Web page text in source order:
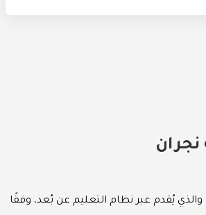
طلبات القبول في برنامج الدبلوم المشارك في الصحة والسلامة المهنية للفصل الدراسي الثاني من العام الجامعي 1447هـ، والذي يُقدم عبر نظام التعليم عن بُعد، وفقًا